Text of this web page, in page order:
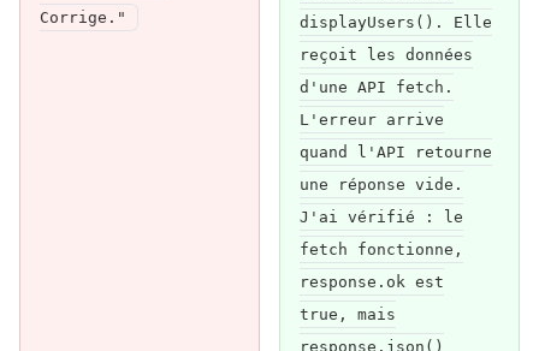
Corrige."
displayUsers(). Elle
reçoit les données
d'une API fetch.
L'erreur arrive
quand l'API retourne
une réponse vide.
J'ai vérifié : le
fetch fonctionne,
response.ok est
true, mais
response.json()